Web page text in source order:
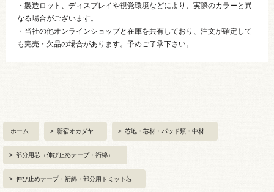
・製造ロット、ディスプレイや視覚環境などにより、実際のカラーと異
なる場合がございます。
・当社の他オンラインショップと在庫を共有しており、注文が確定して
も完売・欠品の場合があります。予めご了承下さい。
ホーム > 新宿オカダヤ > 芯地・芯材・パッド類・中材
> 部分用芯（伸び止めテープ・裄綿）
> 伸び止めテープ・裄綿・部分用ドミット芯